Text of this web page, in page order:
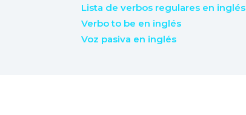
Lista de verbos regulares en inglés
Verbo to be en inglés
Voz pasiva en inglés